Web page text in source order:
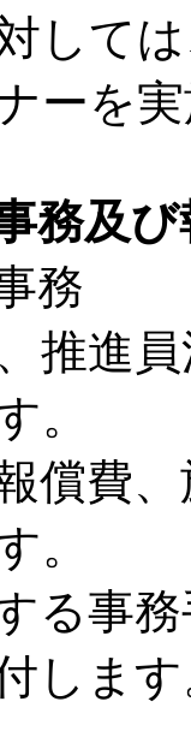
して
ーを
務及び
務
推進
。
償費
。
る事
しま